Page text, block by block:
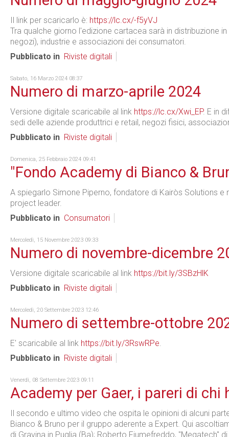
Il link per scaricarlo è: https://lc.cx/-f5yVJ
Tra qualche giorno l'edizione cartacea sarà in distribuzione
negozi), industrie e associazioni dei consumatori.
Pubblicato in Riviste digitali
Sabato, 16 Marzo 2024 08:37
Numero di marzo-aprile 2024
Versione digitale scaricabile al link https://lc.cx/Xwi_EP. E in
sedi delle aziende produttrici e retail, negozi fisici,
Pubblicato in Riviste digitali
Domenica, 25 Febbraio 2024 09:41
"Fondo Academy di Bianco &
A spiegarlo Simone Piperno, fondatore di Kairòs Solutions e
project leader.
Pubblicato in Consumatori
Mercoledì, 15 Novembre 2023 09:33
Numero di novembre-dicembre
Versione digitale scaricabile al link https://bit.ly/3SBzHlK
Pubblicato in Riviste digitali
Mercoledì, 20 Settembre 2023 12:46
Numero di settembre-ottobre
E' scaricabile al link https://bit.ly/3RswRPe.
Pubblicato in Riviste digitali
Venerdì, 08 Settembre 2023 09:11
Academy per Gaer, i pareri di
Il secondo e ultimo video che ospita le opinioni di alcuni
Bianco & Bruno per il gruppo aderente a Expert. Qui
di Gravina in Puglia (Ba); Roberto Fiumefreddo, "Megatech"